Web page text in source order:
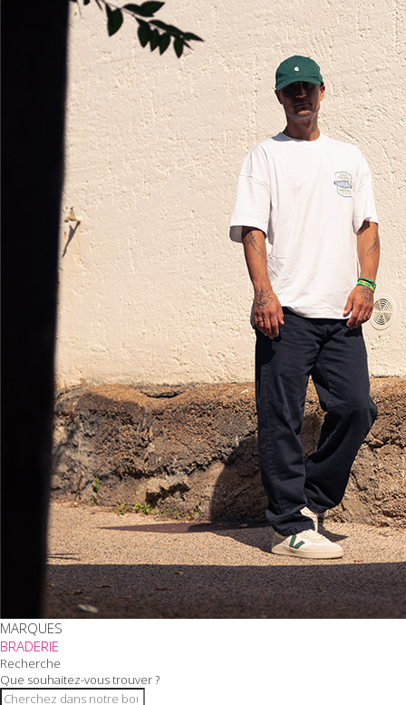
MARQUES
BRADERIE
Recherche
Que souhaitez-vous trouver ?